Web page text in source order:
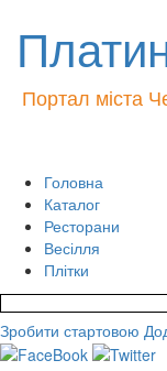
Портал міста
Головна
Каталог
Ресторани
Весілля
Плітки
Зробити стартовою